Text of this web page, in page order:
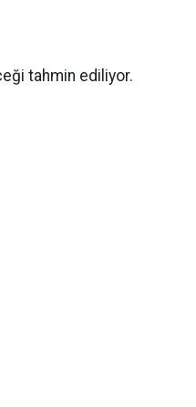
tahmin ediliyor.